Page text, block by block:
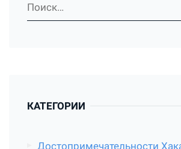
КАТЕГОРИИ
Достопримечательности